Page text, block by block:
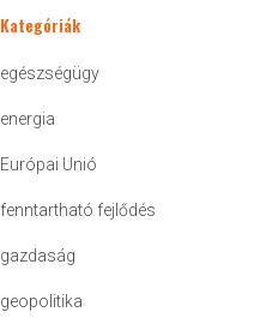
Kategóriák
egészségügy
energia
Európai Unió
fenntartható fejlődés
gazdaság
geopolitika